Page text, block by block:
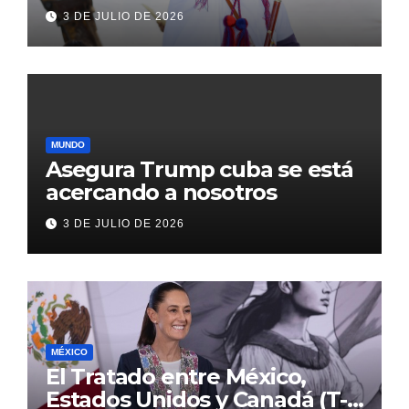
transformación de Aldama
con inversión histórica
3 DE JULIO DE 2026
MUNDO
Asegura Trump cuba se está
acercando a nosotros
3 DE JULIO DE 2026
MÉXICO
El Tratado entre México,
Estados Unidos y Canadá (T-